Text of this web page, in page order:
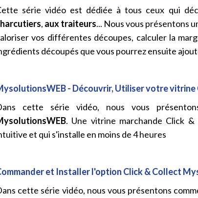
série vidéo est dédiée à tous ceux qui
, aux traiteurs... Nous vous présentons
vos différentes découpes, calculer la
découpés que vous pourrez ensuite
- Découvrir, Utiliser votre vitrine
cette série vidéo, nous vous
. Une vitrine marchande Click
et qui s'installe en moins de 4 heures
et Installer l'option Click & Collect
cette série vidéo, nous vous présentons